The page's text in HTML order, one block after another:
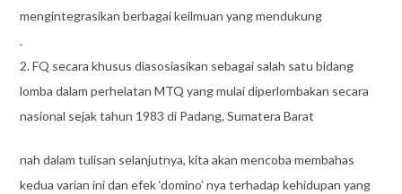
mengintegrasikan berbagai keilmuan yang mendukung
.
2. FQ secara khusus diasosiasikan sebagai salah satu bidang
lomba dalam perhelatan MTQ yang mulai diperlombakan secara
nasional sejak tahun 1983 di Padang, Sumatera Barat
nah dalam tulisan selanjutnya, kita akan mencoba membahas
kedua varian ini dan efek ‘domino’ nya terhadap kehidupan yang